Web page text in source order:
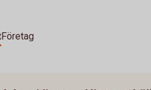
Företag